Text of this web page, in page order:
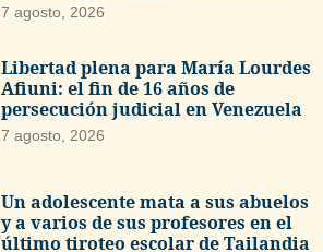
7 agosto, 2026
Libertad plena para María Lourdes
Afiuni: el fin de 16 años de
persecución judicial en Venezuela
7 agosto, 2026
Un adolescente mata a sus abuelos
y a varios de sus profesores en el
último tiroteo escolar de Tailandia